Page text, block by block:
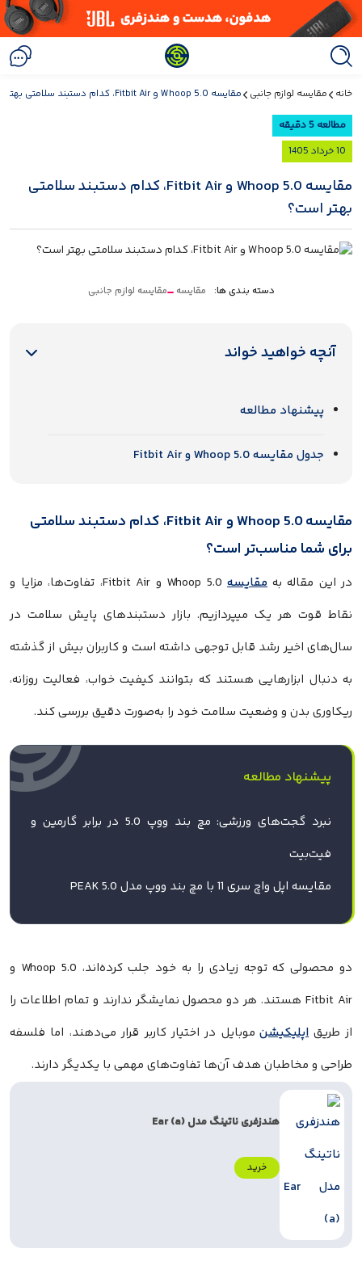
خانه مقایسه لوازم جانبی مقایسه Whoop 5.0 و Fitbit Air، کدام دستبند سلامتی بهتر است؟
مطالعه 5 دقیقه
10 خرداد 1405
مقایسه Whoop 5.0 و Fitbit Air، کدام دستبند سلامتی
بهتر است؟
دسته بندی ها: مقایسه مقایسه لوازم جانبی
آنچه خواهید خواند
پیشنهاد مطالعه
جدول مقایسه Whoop 5.0 و Fitbit Air
مقایسه Whoop 5.0 و Fitbit Air، کدام دستبند سلامتی
برای شما مناسب‌تر است؟
در این مقاله به مقایسه
Whoop 5.0 و Fitbit Air، تفاوت‌ها، مزایا و
نقاط قوت هر یک میپردازیم. بازار دستبندهای پایش سلامت در
سال‌های اخیر رشد قابل توجهی داشته است و کاربران بیش از گذشته
به دنبال ابزارهایی هستند که بتوانند کیفیت خواب، فعالیت روزانه،
ریکاوری بدن و وضعیت سلامت خود را به‌صورت دقیق بررسی کند.
پیشنهاد مطالعه
نبرد گجت‌های ورزشی: مچ بند ووپ 5.0 در برابر گارمین و
فیت‌بیت
مقایسه اپل واچ سری 11 با مچ بند ووپ مدل 5.0 PEAK
دو محصولی که توجه زیادی را به خود جلب کرده‌اند، Whoop 5.0 و
Fitbit Air هستند. هر دو محصول نمایشگر ندارند و تمام اطلاعات را
از طریقاپلیکیشنموبایل در اختیار کاربر قرار می‌دهند، اما فلسفه
طراحی و مخاطبان هدف آن‌ها تفاوت‌های مهمی با یکدیگر دارند.
هندزفری ناتینگ مدل Ear (a)
خرید